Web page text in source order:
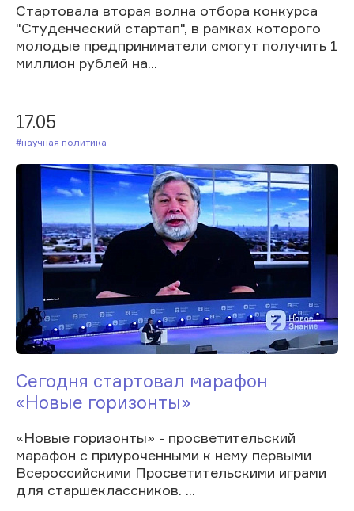
Стартовала вторая волна отбора конкурса
"Студенческий стартап", в рамках которого
молодые предприниматели смогут получить 1
миллион рублей на...
17.05
#Научная политика
Сегодня стартовал марафон
«Новые горизонты»
«Новые горизонты» - просветительский
марафон с приуроченными к нему первыми
Всероссийскими Просветительскими играми
для старшеклассников. ...